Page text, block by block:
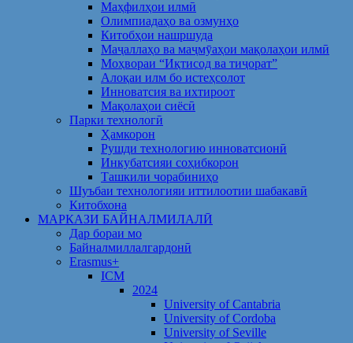
Маҳфилҳои илмӣ
Олимпиадаҳо ва озмунҳо
Китобҳои нашршуда
Маҷаллаҳо ва маҷмӯаҳои мақолаҳои илмӣ
Моҳвораи “Иқтисод ва тиҷорат”
Алоқаи илм бо истеҳсолот
Инноватсия ва ихтироот
Мақолаҳои сиёсӣ
Парки технологӣ
Ҳамкорон
Рушди технологию инноватсионӣ
Инкубатсияи соҳибкорон
Ташкили чорабиниҳо
Шуъбаи технологияи иттилоотии шабакавӣ
Китобхона
МАРКАЗИ БАЙНАЛМИЛАЛӢ
Дар бораи мо
Байналмиллалгардонӣ
Erasmus+
ICM
2024
University of Cantabria
University of Cordoba
University of Seville